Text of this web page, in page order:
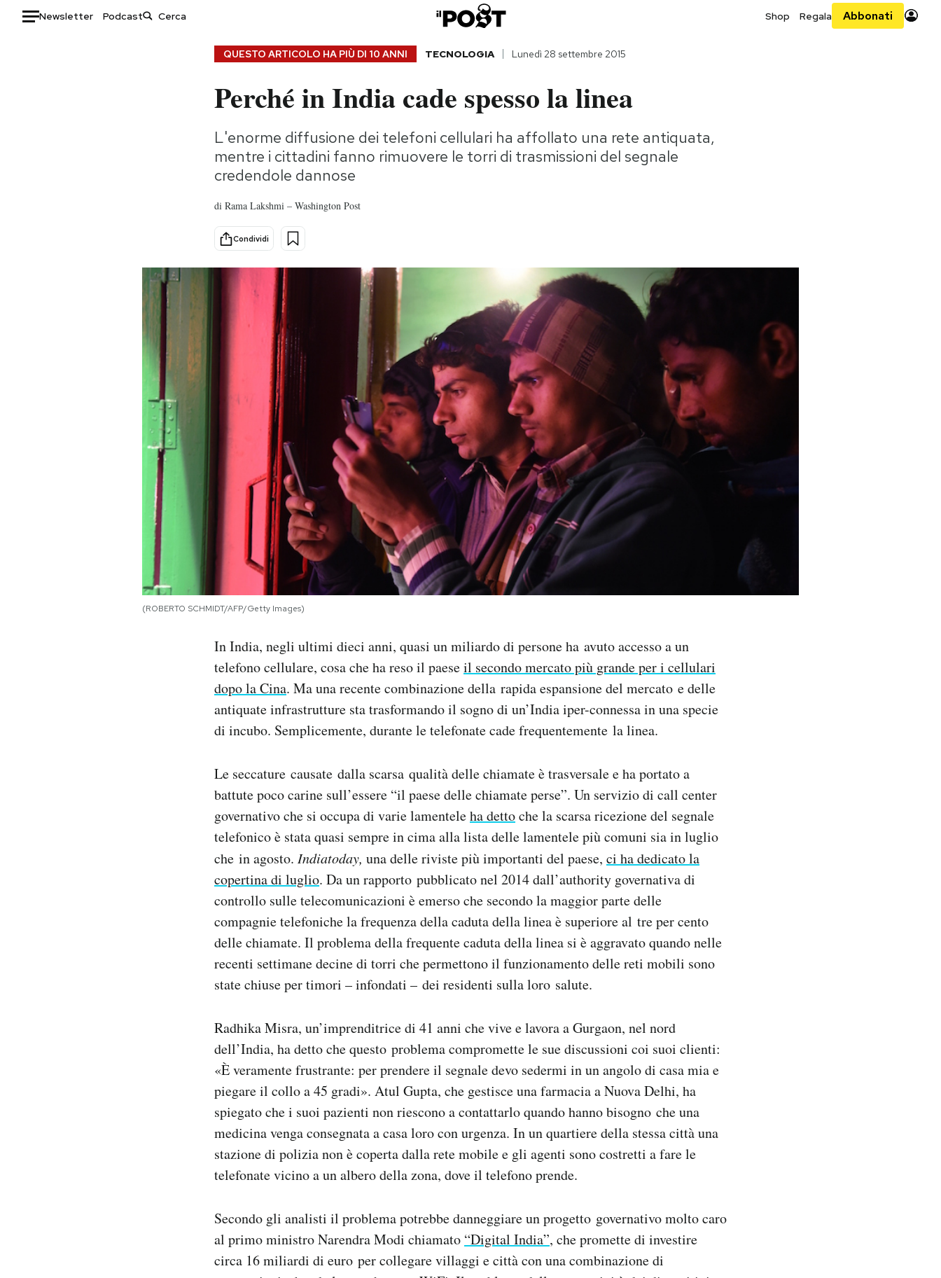
Newsletter Podcast Shop Regala Abbonati
Consumismi
Storie/Idee
Mondiali calcio 2026
QUESTO ARTICOLO HA PIÙ DI 10 ANNI TECNOLOGIA Lunedì 28 settembre 2015
Perché in India cade spesso la linea
L'enorme diffusione dei telefoni cellulari ha affollato una rete antiquata,
mentre i cittadini fanno rimuovere le torri di trasmissioni del segnale
credendole dannose
di Rama Lakshmi – Washington Post
Condividi
(ROBERTO SCHMIDT/AFP/Getty Images)
In India, negli ultimi dieci anni, quasi un miliardo di persone ha avuto accesso a un
telefono cellulare, cosa che ha reso il paeseil secondo mercato più grande per i cellulari
dopo la Cina. Ma una recente combinazione della rapida espansione del mercato e delle
antiquate infrastrutture sta trasformando il sogno di un’India iper-connessa in una specie
di incubo. Semplicemente, durante le telefonate cade frequentemente la linea.
Le seccature causate dalla scarsa qualità delle chiamate è trasversale e ha portato a
battute poco carine sull’essere “il paese delle chiamate perse”. Un servizio di call center
governativo che si occupa di varie lamenteleha dettoche la scarsa ricezione del segnale
telefonico è stata quasi sempre in cima alla lista delle lamentele più comuni sia in luglio
che in agosto. Indiatoday, una delle riviste più importanti del paese, ci ha dedicato la
copertina di luglio. Da un rapporto pubblicato nel 2014 dall’authority governativa di
controllo sulle telecomunicazioni è emerso che secondo la maggior parte delle
compagnie telefoniche la frequenza della caduta della linea è superiore al tre per cento
delle chiamate. Il problema della frequente caduta della linea si è aggravato quando nelle
recenti settimane decine di torri che permettono il funzionamento delle reti mobili sono
state chiuse per timori – infondati – dei residenti sulla loro salute.
Radhika Misra, un’imprenditrice di 41 anni che vive e lavora a Gurgaon, nel nord
dell’India, ha detto che questo problema compromette le sue discussioni coi suoi clienti:
«È veramente frustrante: per prendere il segnale devo sedermi in un angolo di casa mia e
piegare il collo a 45 gradi». Atul Gupta, che gestisce una farmacia a Nuova Delhi, ha
spiegato che i suoi pazienti non riescono a contattarlo quando hanno bisogno che una
medicina venga consegnata a casa loro con urgenza. In un quartiere della stessa città una
stazione di polizia non è coperta dalla rete mobile e gli agenti sono costretti a fare le
telefonate vicino a un albero della zona, dove il telefono prende.
Secondo gli analisti il problema potrebbe danneggiare un progetto governativo molto caro
al primo ministro Narendra Modi chiamato “Digital India”, che promette di investire
circa 16 miliardi di euro per collegare villaggi e città con una combinazione di